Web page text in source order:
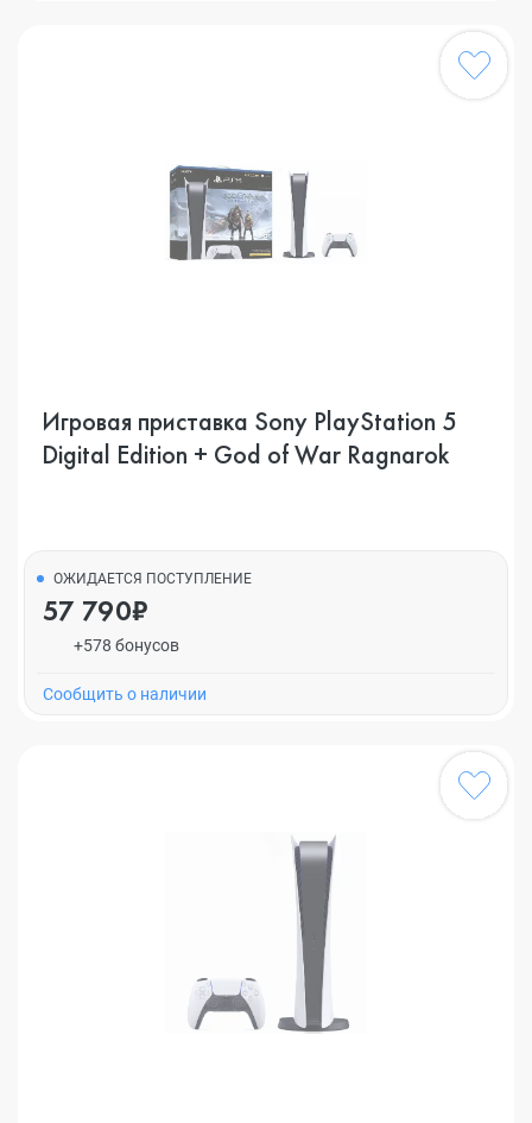
Игровая приставка Sony PlayStation 5
Digital Edition + God of War Ragnarok
ОЖИДАЕТСЯ ПОСТУПЛЕНИЕ
57 790₽
+578 бонусов
Cообщить о наличии